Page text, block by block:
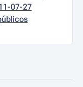
07-27